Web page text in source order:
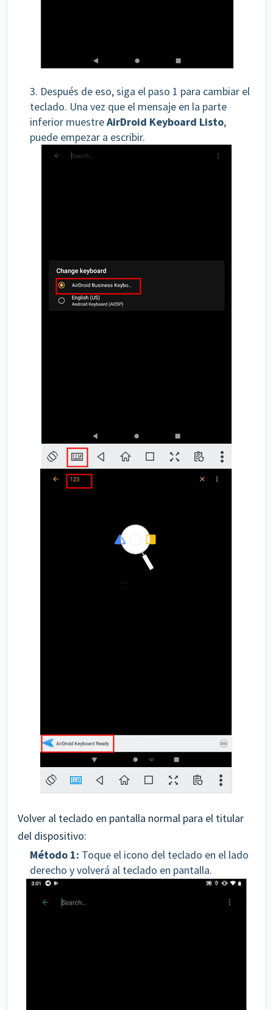
3. Después de eso, siga el paso 1 para cambiar el
teclado. Una vez que el mensaje en la parte
inferior muestreAirDroid Keyboard Listo,
puede empezar a escribir.
Volver al teclado en pantalla normal para el titular
del dispositivo:
Método 1: Toque el icono del teclado en el lado
derecho y volverá al teclado en pantalla.